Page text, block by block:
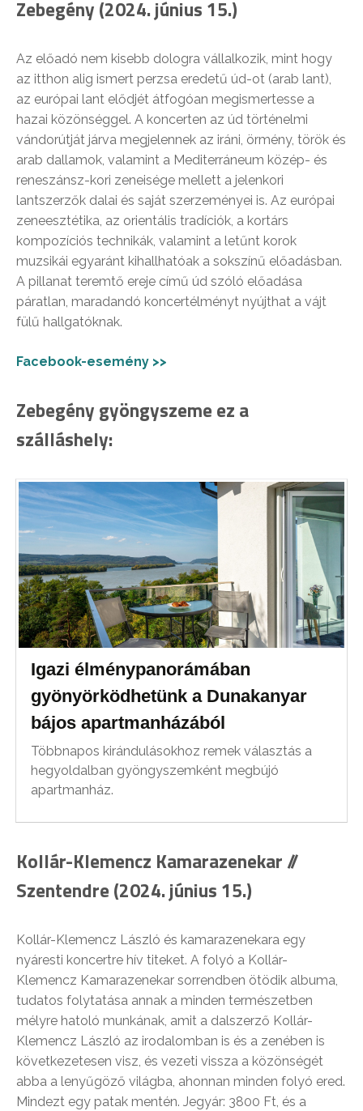
Zebegény (2024. június 15.)
Az előadó nem kisebb dologra vállalkozik, mint hogy
az itthon alig ismert perzsa eredetű úd-ot (arab lant),
az európai lant elődjét átfogóan megismertesse a
hazai közönséggel. A koncerten az úd történelmi
vándorútját járva megjelennek az iráni, örmény, török és
arab dallamok, valamint a Mediterráneum közép- és
reneszánsz-kori zeneisége mellett a jelenkori
lantszerzők dalai és saját szerzeményei is. Az európai
zeneesztétika, az orientális tradíciók, a kortárs
kompozíciós technikák, valamint a letűnt korok
muzsikái egyaránt kihallhatóak a sokszínű előadásban.
A pillanat teremtő ereje című úd szóló előadása
páratlan, maradandó koncertélményt nyújthat a vájt
fülű hallgatóknak.
Facebook-esemény >>
Zebegény gyöngyszeme ez a
szálláshely:
Igazi élménypanorámában
gyönyörködhetünk a Dunakanyar
bájos apartmanházából
Többnapos kirándulásokhoz remek választás a
hegyoldalban gyöngyszemként megbújó
apartmanház.
Kollár-Klemencz Kamarazenekar //
Szentendre (2024. június 15.)
Kollár-Klemencz László és kamarazenekara egy
nyáresti koncertre hív titeket. A folyó a Kollár-
Klemencz Kamarazenekar sorrendben ötödik albuma,
tudatos folytatása annak a minden természetben
mélyre hatoló munkának, amit a dalszerző Kollár-
Klemencz László az irodalomban is és a zenében is
következetesen visz, és vezeti vissza a közönségét
abba a lenyűgöző világba, ahonnan minden folyó ered.
Mindezt egy patak mentén. Jegyár: 3800 Ft, és a